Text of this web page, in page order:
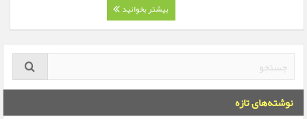
بیشتر بخوانید
نوشته‌های تازه